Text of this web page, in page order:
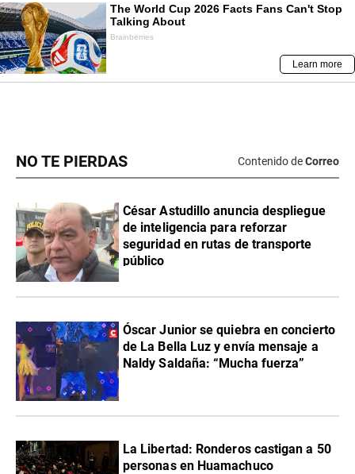
NO TE PIERDAS Contenido deCorreo
César Astudillo anuncia despliegue
de inteligencia para reforzar
seguridad en rutas de transporte
público
Óscar Junior se quiebra en concierto
de La Bella Luz y envía mensaje a
Naldy Saldaña: “Mucha fuerza”
La Libertad: Ronderos castigan a 50
personas en Huamachuco